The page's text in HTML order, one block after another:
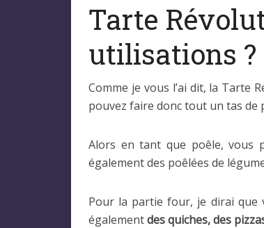
Tarte
utilisations ?
Comme je vous l’ai dit, la Tarte
pouvez faire donc tout un tas de
Alors en tant que poêle, vous
également des poêlées de
Pour la partie four, je dirai que
égalementdes quiches, des